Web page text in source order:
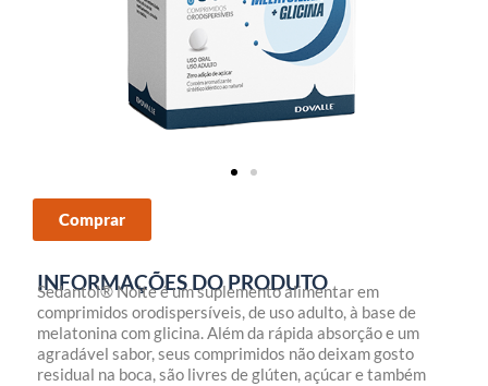
Comprar
INFORMAÇÕES DO PRODUTO
Sedantol® Noite é um suplemento alimentar em
comprimidos orodispersíveis, de uso adulto, à base de
melatonina com glicina. Além da rápida absorção e um
agradável sabor, seus comprimidos não deixam gosto
residual na boca, são livres de glúten, açúcar e também